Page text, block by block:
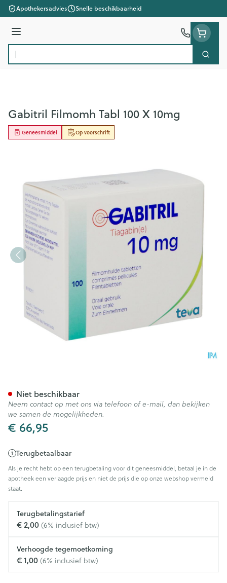
Ga naar de inhoud
Apothekersadvies Snelle beschikbaarheid
Menu
Product, merk, categorie...
Zoek
Gabitril Filmomh Tabl 100 X 10mg
Op voorschrift
Geneesmiddel
€ 66,95
Terugbetaalbaar
Als je recht hebt op een terugbetaling voor dit geneesmiddel, betaal je in de
apotheek een verlaagde prijs en niet de prijs die op onze webshop vermeld
staat.
Terugbetalingstarief
€ 2,00(6% inclusief btw)
Verhoogde tegemoetkoming
€ 1,00(6% inclusief btw)
Niet beschikbaar
Neem contact op met ons via telefoon of e-mail, dan bekijken
we samen de mogelijkheden.